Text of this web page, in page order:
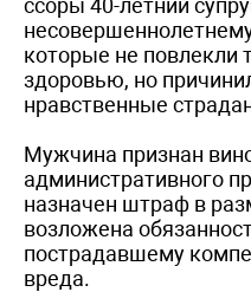
ссоры 40-летний
которые не повлекли
здоровью, но
нравственные
Мужчина признан
административного
назначен штраф в
возложена
пострадавшему
вреда.